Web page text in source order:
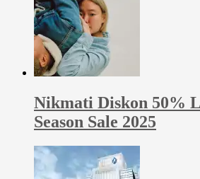
Nikmati Diskon 50%
Season Sale 2025